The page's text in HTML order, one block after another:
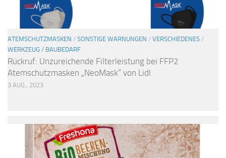
ATEMSCHUTZMASKEN / SONSTIGE WARNUNGEN / VERSCHIEDENES /
WERKZEUG / BAUBEDARF
Rückruf: Unzureichende Filterleistung bei FFP2
Atemschutzmasken „NeoMask“ von Lidl
3 AUG., 2023